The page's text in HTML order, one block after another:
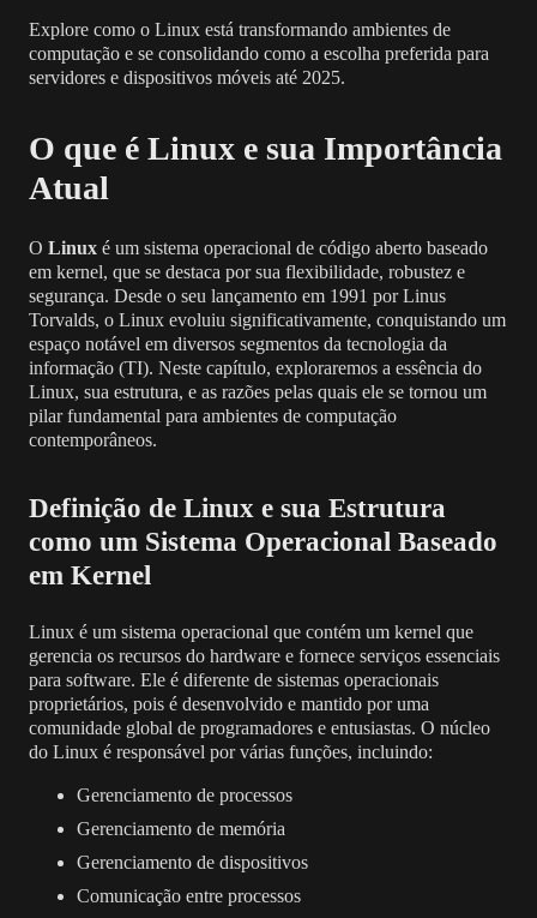
Explore como o Linux está transformando ambientes de
computação e se consolidando como a escolha preferida para
servidores e dispositivos móveis até 2025.
O que é Linux e sua Importância
Atual
O Linux é um sistema operacional de código aberto baseado
em kernel, que se destaca por sua flexibilidade, robustez e
segurança. Desde o seu lançamento em 1991 por Linus
Torvalds, o Linux evoluiu significativamente, conquistando um
espaço notável em diversos segmentos da tecnologia da
informação (TI). Neste capítulo, exploraremos a essência do
Linux, sua estrutura, e as razões pelas quais ele se tornou um
pilar fundamental para ambientes de computação
contemporâneos.
Definição de Linux e sua Estrutura
como um Sistema Operacional Baseado
em Kernel
Linux é um sistema operacional que contém um kernel que
gerencia os recursos do hardware e fornece serviços essenciais
para software. Ele é diferente de sistemas operacionais
proprietários, pois é desenvolvido e mantido por uma
comunidade global de programadores e entusiastas. O núcleo
do Linux é responsável por várias funções, incluindo:
Gerenciamento de processos
Gerenciamento de memória
Gerenciamento de dispositivos
Comunicação entre processos